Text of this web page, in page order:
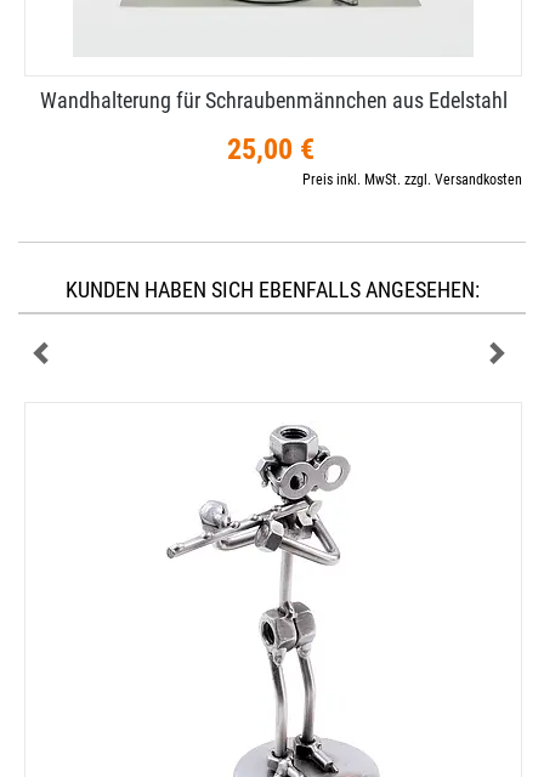
Wandhalterung für Schraubenmännchen aus Edelstahl
25,00 €
Preis inkl. MwSt. zzgl. Versandkosten
KUNDEN HABEN SICH EBENFALLS ANGESEHEN: